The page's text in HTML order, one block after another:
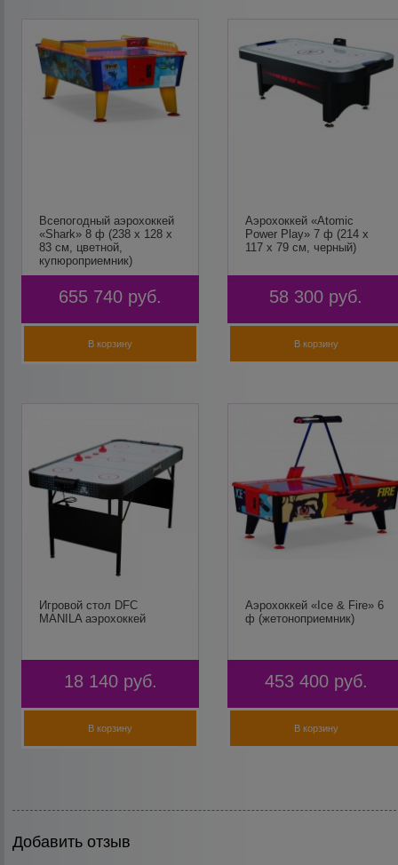
Всепогодный аэрохоккей
«Shark» 8 ф (238 х 128 х
83 см, цветной,
купюроприемник)
655 740 руб.
В корзину
Аэрохоккей «Atomic
Power Play» 7 ф (214 х
117 х 79 см, черный)
58 300 руб.
В корзину
Игровой стол DFC
MANILA аэрохоккей
18 140 руб.
В корзину
Аэрохоккей «Ice & Fire» 6
ф (жетоноприемник)
453 400 руб.
В корзину
Добавить отзыв